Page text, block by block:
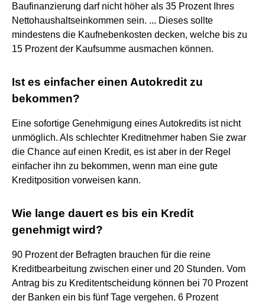
Baufinanzierung darf nicht höher als 35 Prozent Ihres
Nettohaushaltseinkommen sein. ... Dieses sollte
mindestens die Kaufnebenkosten decken, welche bis zu
15 Prozent der Kaufsumme ausmachen können.
Ist es einfacher einen Autokredit zu
bekommen?
Eine sofortige Genehmigung eines Autokredits ist nicht
unmöglich. Als schlechter Kreditnehmer haben Sie zwar
die Chance auf einen Kredit, es ist aber in der Regel
einfacher ihn zu bekommen, wenn man eine gute
Kreditposition vorweisen kann.
Wie lange dauert es bis ein Kredit
genehmigt wird?
90 Prozent der Befragten brauchen für die reine
Kreditbearbeitung zwischen einer und 20 Stunden. Vom
Antrag bis zu Kreditentscheidung können bei 70 Prozent
der Banken ein bis fünf Tage vergehen. 6 Prozent